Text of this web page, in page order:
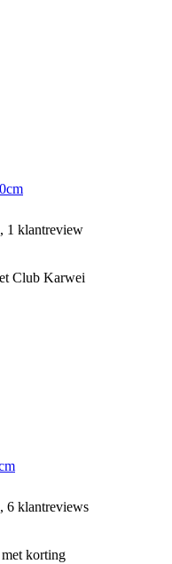
1 klantreview
Club Karwei
6 klantreviews
korting